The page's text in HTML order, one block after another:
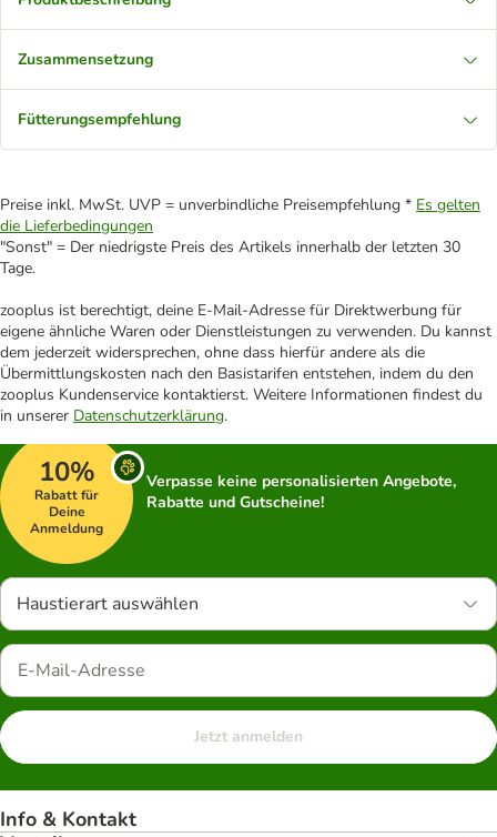
Zusammensetzung
Fütterungsempfehlung
Preise inkl. MwSt. UVP = unverbindliche Preisempfehlung * Es gelten
die Lieferbedingungen
"Sonst" = Der niedrigste Preis des Artikels innerhalb der letzten 30
Tage.
zooplus ist berechtigt, deine E-Mail-Adresse für Direktwerbung für
eigene ähnliche Waren oder Dienstleistungen zu verwenden. Du kannst
dem jederzeit widersprechen, ohne dass hierfür andere als die
Übermittlungskosten nach den Basistarifen entstehen, indem du den
zooplus Kundenservice kontaktierst. Weitere Informationen findest du
in unserer Datenschutzerklärung.
10%
Rabatt für
Deine
Anmeldung
Verpasse keine personalisierten Angebote,
Rabatte und Gutscheine!
Haustierart auswählen
Jetzt anmelden
Info & Kontakt